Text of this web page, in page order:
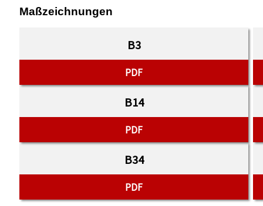
Maßzeichnungen
B3
PDF
B14
PDF
B34
PDF